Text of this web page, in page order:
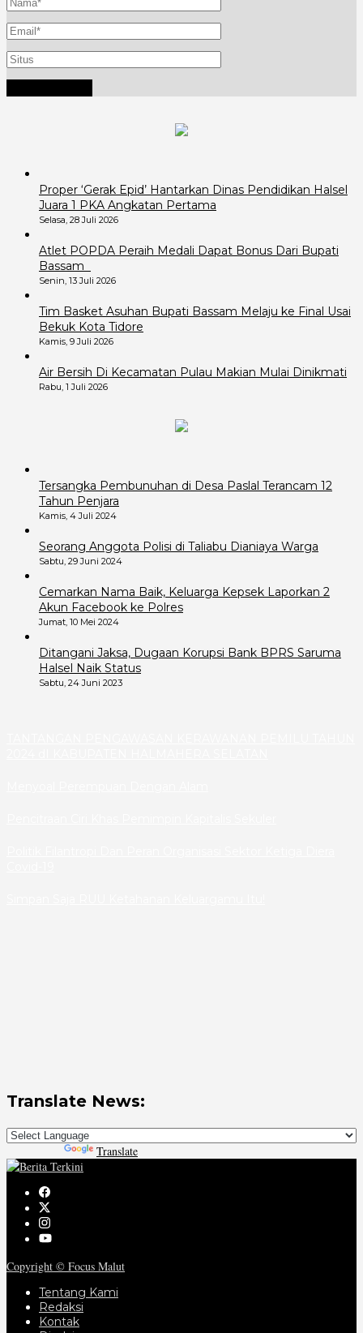
Proper ‘Gerak Epid’ Hantarkan Dinas Pendidikan Halsel
Juara 1 PKA Angkatan Pertama
Selasa, 28 Juli 2026
Atlet POPDA Peraih Medali Dapat Bonus Dari Bupati
Bassam
Senin, 13 Juli 2026
Tim Basket Asuhan Bupati Bassam Melaju ke Final Usai
Bekuk Kota Tidore
Kamis, 9 Juli 2026
Air Bersih Di Kecamatan Pulau Makian Mulai Dinikmati
Rabu, 1 Juli 2026
Tersangka Pembunuhan di Desa Paslal Terancam 12
Tahun Penjara
Kamis, 4 Juli 2024
Seorang Anggota Polisi di Taliabu Dianiaya Warga
Sabtu, 29 Juni 2024
Cemarkan Nama Baik, Keluarga Kepsek Laporkan 2
Akun Facebook ke Polres
Jumat, 10 Mei 2024
Ditangani Jaksa, Dugaan Korupsi Bank BPRS Saruma
Halsel Naik Status
Sabtu, 24 Juni 2023
Translate News:
Translate
Copyright © Focus Malut
Tentang Kami
Redaksi
Kontak